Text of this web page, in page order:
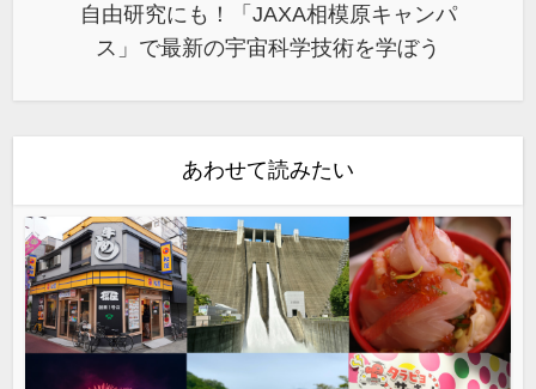
自由研究にも！「JAXA相模原キャンパ
ス」で最新の宇宙科学技術を学ぼう
あわせて読みたい